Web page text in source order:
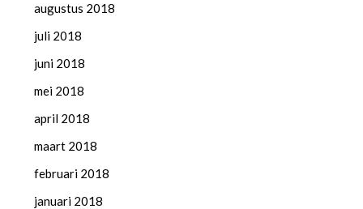
augustus 2018
juli 2018
juni 2018
mei 2018
april 2018
maart 2018
februari 2018
januari 2018